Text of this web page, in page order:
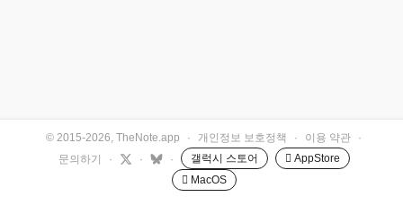
© 2015-2026, TheNote.app · 개인정보 보호정책 · 이용 약관
·
문의하기
· · · 갤럭시 스토어
 AppStore
 MacOS